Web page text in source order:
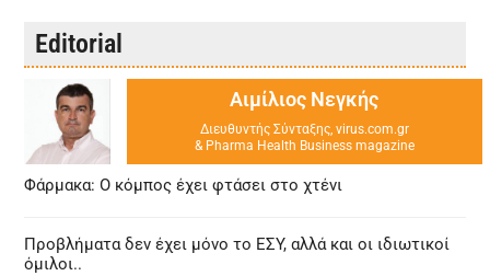
Editorial
Αιμίλιος Νεγκής
Διευθυντής Σύνταξης, virus.com.gr
& Pharma Health Business magazine
Φάρμακα: Ο κόμπος έχει φτάσει στο χτένι
Προβλήματα δεν έχει μόνο το ΕΣΥ, αλλά και οι ιδιωτικοί
όμιλοι..